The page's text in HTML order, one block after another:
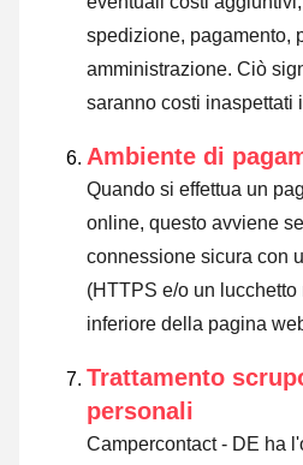
spedizione, pagamento,
amministrazione. Ciò
saranno costi inaspettati
Ambiente di
Quando si effettua un
online, questo avviene
connessione sicura con
(HTTPS e/o un
inferiore della pagina
Trattamento
personali
Campercontact - DE ha